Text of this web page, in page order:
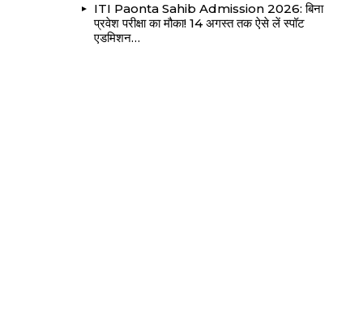
ITI Paonta Sahib Admission 2026: बिना
प्रवेश परीक्षा का मौका! 14 अगस्त तक ऐसे लें स्पॉट
एडमिशन…